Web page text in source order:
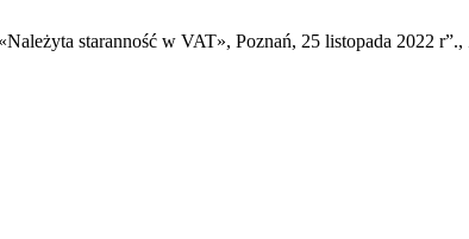
staranność w VAT», Poznań, 25 listopada 2022 r”.,